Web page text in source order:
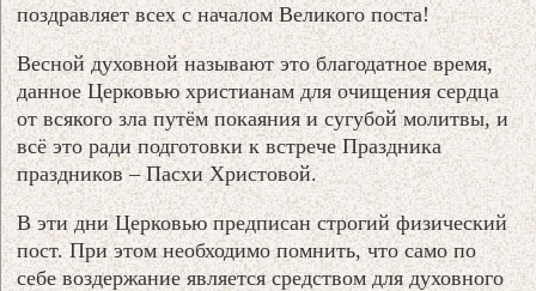
поздравляет всех с началом Великого поста!
Весной духовной называют это благодатное время,
данное Церковью христианам для очищения сердца
от всякого зла путём покаяния и сугубой молитвы, и
всё это ради подготовки к встрече Праздника
праздников – Пасхи Христовой.
В эти дни Церковью предписан строгий физический
пост. При этом необходимо помнить, что само по
себе воздержание является средством для духовного